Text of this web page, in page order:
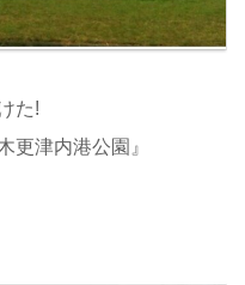
た!
更津内港公園』